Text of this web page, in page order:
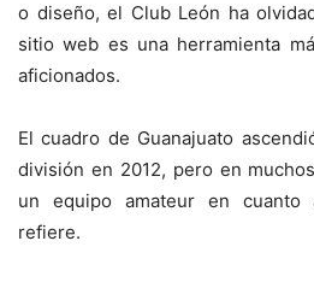
o diseño, el Club León ha
sitio web es una herramienta
aficionados.
El cuadro de Guanajuato
división en 2012, pero en
un equipo amateur en cuanto
refiere.